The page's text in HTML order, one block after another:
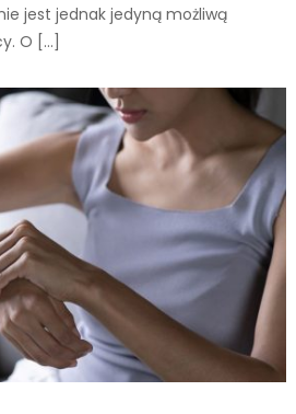
jest jednak jedyną możliwą
O […]